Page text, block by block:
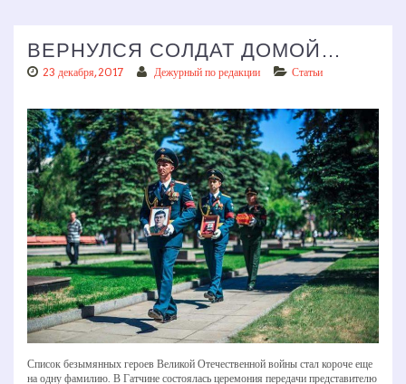
ВЕРНУЛСЯ СОЛДАТ ДОМОЙ…
23 декабря, 2017 Дежурный по редакции Статьи
Список безымянных героев Великой Отечественной войны стал короче еще
на одну фамилию. В Гатчине состоялась церемония передачи представителю